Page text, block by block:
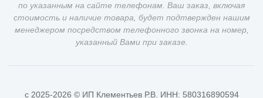
по указанным на сайте телефонам. Ваш заказ, включая
стоимость и наличие товара, будет подтвержден нашим
менеджером посредством телефонного звонка на номер,
указанный Вами при заказе.
c 2025-2026 © ИП Клементьев Р.В. ИНН: 580316890594